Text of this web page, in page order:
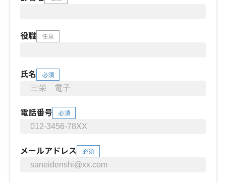
役職 任意
氏名 必須
電話番号 必須
メールアドレス 必須